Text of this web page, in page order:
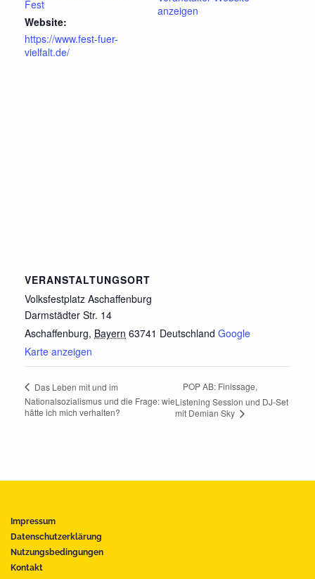
Fest
Website:
https://www.fest-fuer-
vielfalt.de/
anzeigen
VERANSTALTUNGSORT
Volksfestplatz Aschaffenburg
Darmstädter Str. 14
Aschaffenburg, Bayern 63741 Deutschland Google
Karte anzeigen
Das Leben mit und im
Nationalsozialismus und die Frage: wie
hätte ich mich verhalten?
POP AB: Finissage,
Listening Session und DJ-Set
mit Demian Sky
Impressum
Datenschutzerklärung
Nutzungsbedingungen
Kontakt